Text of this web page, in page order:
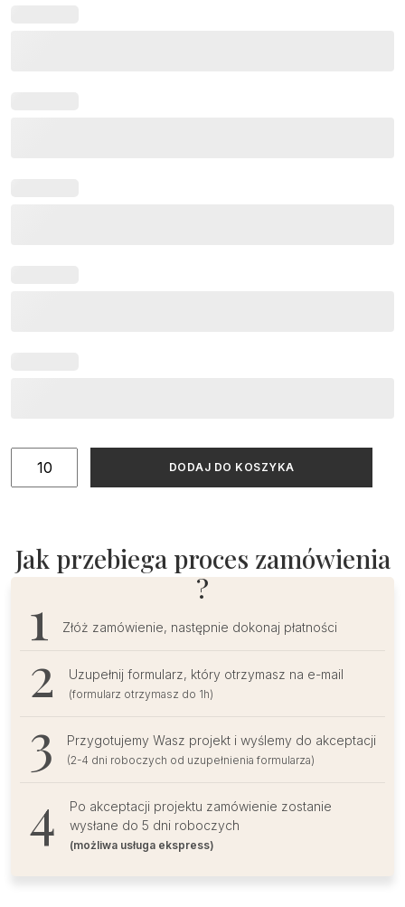
ilość
lakiem
DODAJ DO KOSZYKA
Jak przebiega proces zamówienia
?
Złóż zamówienie, następnie dokonaj płatności
Uzupełnij formularz, który otrzymasz na e-mail
(formularz otrzymasz do 1h)
Przygotujemy Wasz projekt i wyślemy do akceptacji
(2-4 dni roboczych od uzupełnienia formularza)
Po akceptacji projektu zamówienie zostanie
wysłane do 5 dni roboczych
(możliwa usługa ekspress)